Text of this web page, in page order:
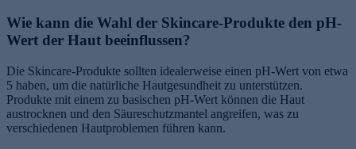
Wie kann die Wahl der Skincare-Produkte den pH-
Wert der Haut beeinflussen?
Die Skincare-Produkte sollten idealerweise einen pH-Wert von etwa
5 haben, um die natürliche Hautgesundheit zu unterstützen.
Produkte mit einem zu basischen pH-Wert können die Haut
austrocknen und den Säureschutzmantel angreifen, was zu
verschiedenen Hautproblemen führen kann.